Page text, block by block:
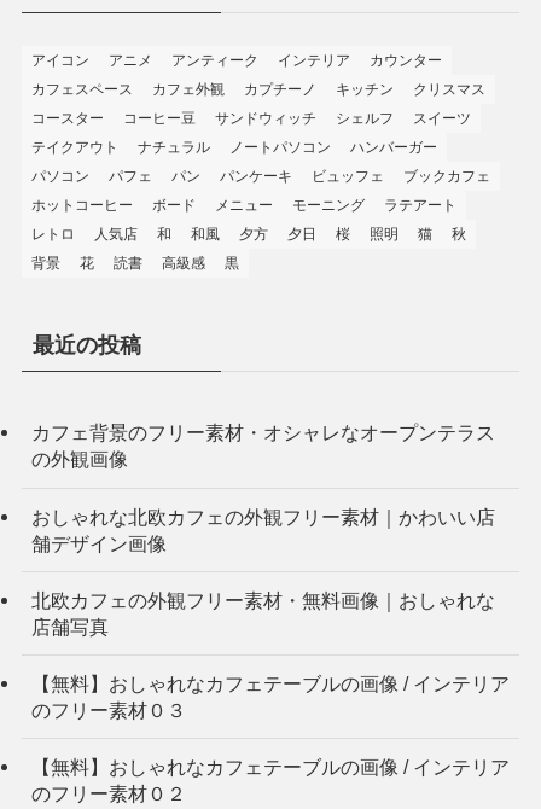
アイコン アニメ アンティーク インテリア
カウンター
カフェスペース
カフェ外観 カプチーノ キッチン
クリスマス
コースター
コーヒー豆 サンドウィッチ シェルフ
スイーツ
テイクアウト
ナチュラル ノートパソコン
ハンバーガー
パソコン
パフェ パン パンケーキ ビュッフェ
ブックカフェ
ホットコーヒー
ボード メニュー モーニング
ラテアート
レトロ
人気店 和 和風 夕方 夕日 桜 照明 猫
秋
背景
花 読書 高級感 黒
最近の投稿
カフェ背景のフリー素材・オシャレなオープンテラス
の外観画像
おしゃれな北欧カフェの外観フリー素材｜かわいい店
舗デザイン画像
北欧カフェの外観フリー素材・無料画像｜おしゃれな
店舗写真
【無料】おしゃれなカフェテーブルの画像 / インテリア
のフリー素材０３
【無料】おしゃれなカフェテーブルの画像 / インテリア
のフリー素材０２